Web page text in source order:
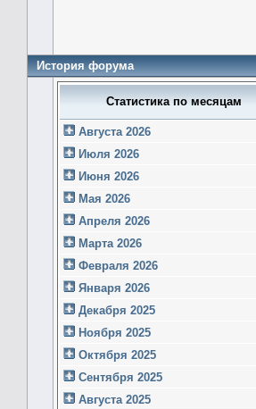
История форума
Статистика по месяцам
Августа 2026
Июля 2026
Июня 2026
Мая 2026
Апреля 2026
Марта 2026
Февраля 2026
Января 2026
Декабря 2025
Ноября 2025
Октября 2025
Сентября 2025
Августа 2025